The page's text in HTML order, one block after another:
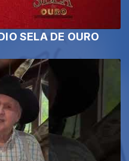
SELA DE OURO